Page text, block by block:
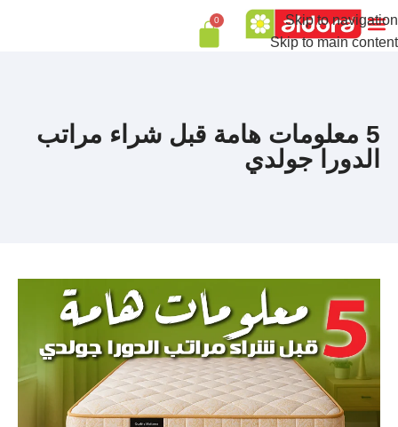
Skip to navigation
Skip to main content
0
5 معلومات هامة قبل شراء مراتب
الدورا جولدي